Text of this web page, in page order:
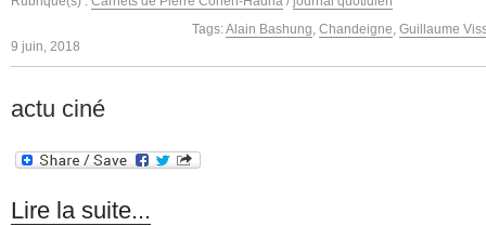
Tags:Alain Bashung Chandeigne Guillaume
9 juin, 2018
actu ciné
Lire la suite...